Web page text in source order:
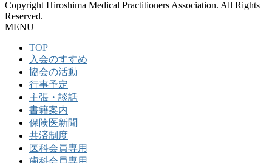
Copyright Hiroshima Medical Practitioners Association. All Rights
Reserved.
MENU
TOP
入会のすすめ
協会の活動
行事予定
主張・談話
書籍案内
保険医新聞
共済制度
医科会員専用
歯科会員専用